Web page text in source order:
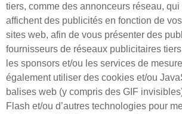
tiers, comme des annonceurs réseau,
affichent des publicités en fonction de
sites web, afin de vous présenter des
fournisseurs de réseaux publicitaires
les sponsors et/ou les services de
également utiliser des cookies et/ou
balises web (y compris des GIF
Flash et/ou d’autres technologies pour